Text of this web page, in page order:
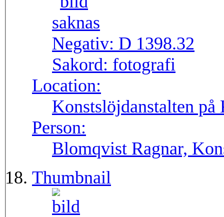
Negativ: D 1398.32
Sakord: fotografi
Location:
Konstslöjdanstalten
Person:
Blomqvist Ragnar,
Thumbnail